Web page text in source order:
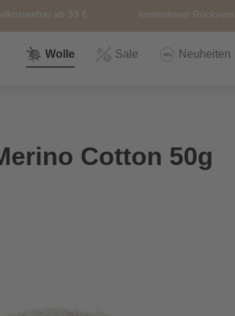
ab 39 € kostenloser
Wolle Sale Neuheiten
Häkeln
Wolle
Zubehör
&
Nähzubehör
Bücher
Cotton 50g